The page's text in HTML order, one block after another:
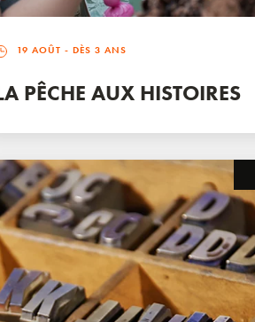
19 AOÛT - DÈS 3 ANS
PÊCHE AUX HISTOIRES